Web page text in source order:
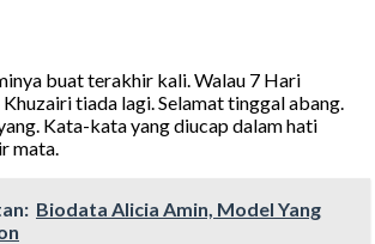
buat terakhir kali. Walau 7 Hari
tiada lagi. Selamat tinggal abang.
Kata-kata yang diucap dalam hati
mata.
Biodata Alicia Amin, Model Yang